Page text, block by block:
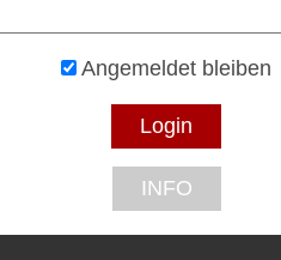
Angemeldet bleiben
INFO